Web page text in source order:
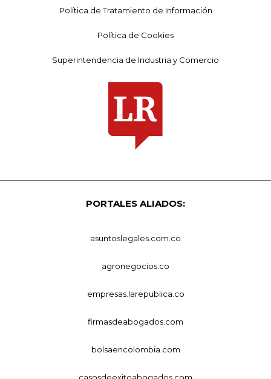
Política de Tratamiento de Información
Política de Cookies
Superintendencia de Industria y Comercio
PORTALES ALIADOS:
asuntoslegales.com.co
agronegocios.co
empresas.larepublica.co
firmasdeabogados.com
bolsaencolombia.com
casosdeexitoabogados.com